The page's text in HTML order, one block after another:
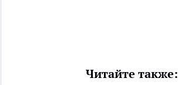
Читайте также: